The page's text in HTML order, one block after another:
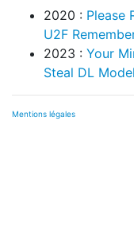
2020 : Please
U2F
2023 : Your
Steal DL
Mentions légales